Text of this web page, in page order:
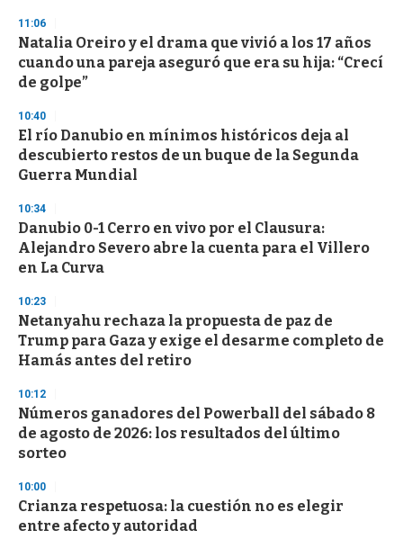
s
11:06
Natalia Oreiro y el drama que vivió a los 17 años
cuando una pareja aseguró que era su hija: “Crecí
de golpe”
10:40
El río Danubio en mínimos históricos deja al
descubierto restos de un buque de la Segunda
Guerra Mundial
10:34
Danubio 0-1 Cerro en vivo por el Clausura:
Alejandro Severo abre la cuenta para el Villero
en La Curva
10:23
Netanyahu rechaza la propuesta de paz de
Trump para Gaza y exige el desarme completo de
Hamás antes del retiro
10:12
Números ganadores del Powerball del sábado 8
de agosto de 2026: los resultados del último
sorteo
10:00
Crianza respetuosa: la cuestión no es elegir
entre afecto y autoridad